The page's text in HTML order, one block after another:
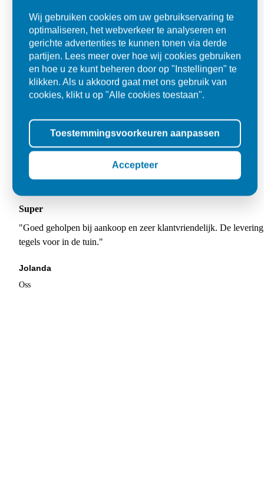
Super
"Goed geholpen bij aankoop en zeer klantvriendelijk. De
tegels voor in de tuin."
Jolanda
Oss
Wij gebruiken cookies om uw gebruikservaring te
optimaliseren, het webverkeer te analyseren en
gerichte advertenties te kunnen tonen via derde
partijen. Lees meer over hoe wij cookies gebruiken
en hoe u ze kunt beheren door op "Instellingen" te
klikken. Als u akkoord gaat met ons gebruik van
cookies, klikt u op "Alle cookies toestaan".
Toestemmingsvoorkeuren aanpassen
Accepteer